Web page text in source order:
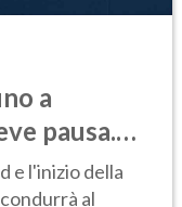
a
pausa.
e l'inizio della
al